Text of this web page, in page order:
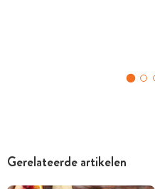
Gerelateerde artikelen